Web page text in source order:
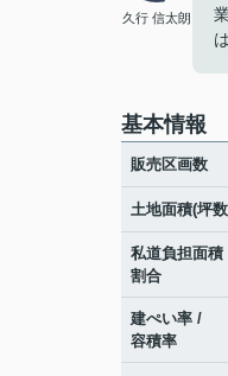
久行 信太朗
基本情報
販売区画数
土地面積(坪
私道負担面積
割合
建ぺい率 /
容積率